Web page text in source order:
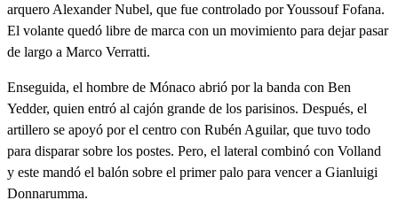
arquero Alexander Nubel, que fue controlado por Youssouf Fofana.
El volante quedó libre de marca con un movimiento para dejar pasar
de largo a Marco Verratti.
Enseguida, el hombre de Mónaco abrió por la banda con Ben
Yedder, quien entró al cajón grande de los parisinos. Después, el
artillero se apoyó por el centro con Rubén Aguilar, que tuvo todo
para disparar sobre los postes. Pero, el lateral combinó con Volland
y este mandó el balón sobre el primer palo para vencer a Gianluigi
Donnarumma.